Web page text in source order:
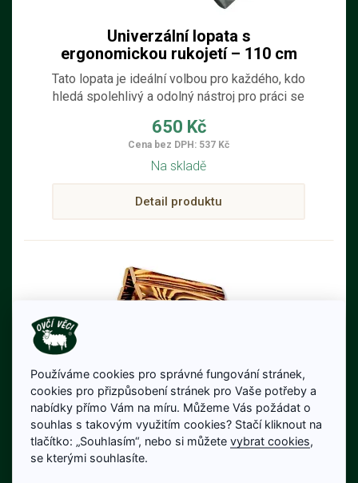
Univerzální lopata s
ergonomickou rukojetí – 110 cm
Tato lopata je ideální volbou pro každého, kdo
hledá spolehlivý a odolný nástroj pro práci se
materiály.
650 Kč
Cena bez DPH: 537 Kč
Na skladě
Detail produktu
Velké dřevěné krmítko pro ptáky
opalované
Používáme cookies pro správné fungování stránek,
cookies pro přizpůsobení stránek pro Vaše potřeby a
nabídky přímo Vám na míru. Můžeme Vás požádat o
souhlas s takovým využitím cookies? Stačí kliknout na
tlačítko: „Souhlasím“, nebo si můžetevybrat cookies,
se kterými souhlasíte.